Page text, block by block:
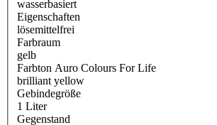
wasserbasiert
Eigenschaften
lösemittelfrei
Farbraum
gelb
Farbton Auro Colours For Life
brilliant yellow
Gebindegröße
1 Liter
Gegenstand